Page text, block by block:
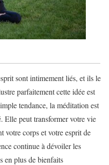
sont intimement liés, et ils le
parfaitement cette idée est
tendance, la méditation est
Elle peut transformer votre vie
votre corps et votre esprit de
continue à dévoiler les
en plus de bienfaits